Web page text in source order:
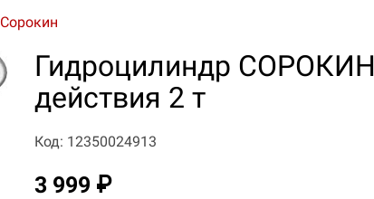
Сорокин
Гидроцилиндр СОРОКИН
действия 2 т
Код: 12350024913
3 999 ₽